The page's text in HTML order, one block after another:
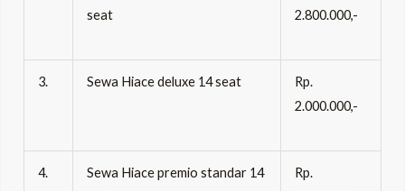
seat
2.800.000,-
3. Sewa Hiace deluxe 14 seat
Rp.
2.000.000,-
4.
Sewa Hiace premio standar 14
Rp.